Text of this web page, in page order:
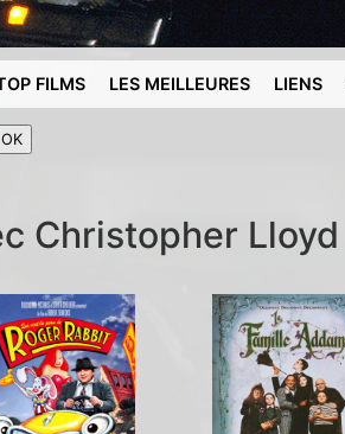
FILMS LES MEILLEURES LIENS
Christopher Lloyd